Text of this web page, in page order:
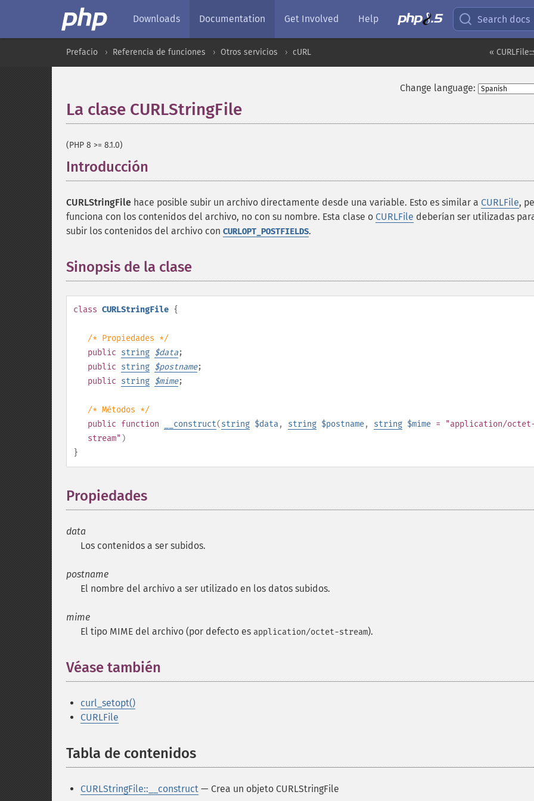
Downloads Documentation Get Involved Help Search docs
«
Prefacio Referencia de funciones Otros servicios cURL
Change language:
La clase CURLStringFile
(PHP 8 >= 8.1.0)
Introducción
CURLStringFile hace posible subir un archivo directamente desde una variable. Esto es similar a CURLFile,
funciona con los contenidos del archivo, no con su nombre. Esta clase o CURLFile deberían ser utilizadas
subir los contenidos del archivo con CURLOPT_POSTFIELDS.
Sinopsis de la clase
class CURLStringFile {
/* Propiedades */
public string $data;
public string $postname;
public string $mime;
/* Métodos */
public function __construct(string $data, string $postname, string $mime = "application/
stream" )
}
Propiedades
data
Los contenidos a ser subidos.
postname
El nombre del archivo a ser utilizado en los datos subidos.
mime
El tipo MIME del archivo (por defecto es application/octet-stream).
Véase también
curl_setopt()
CURLFile
Tabla de contenidos
CURLStringFile::__construct — Crea un objeto CURLStringFile